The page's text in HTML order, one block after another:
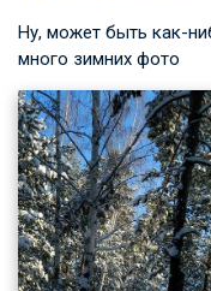
Ну, может быть как-
много зимних фото